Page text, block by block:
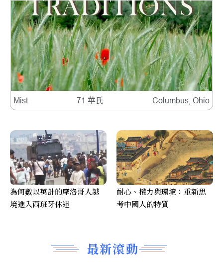
Mist 71 華氏 Columbus, Ohio
最新滾動
為何數以萬計的摩洛哥人越
境進入西班牙休達
耐心、權力與環境：重新思
考中國人的特質